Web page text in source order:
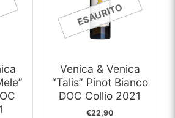
ESAURITO
Venica & Venica
“Talis” Pinot Bianco
DOC Collio 2021
€22,90